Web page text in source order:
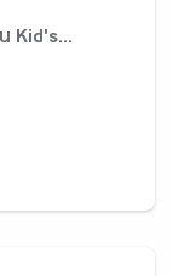
Kid's...